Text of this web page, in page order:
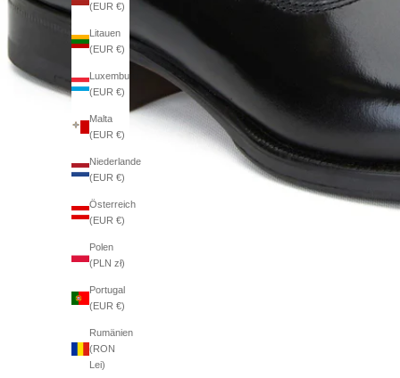
(EUR €)
Litauen
(EUR €)
Luxemburg
(EUR €)
Malta
(EUR €)
Niederlande
(EUR €)
Österreich
(EUR €)
Polen
(PLN zł)
Portugal
(EUR €)
Rumänien
(RON
Lei)